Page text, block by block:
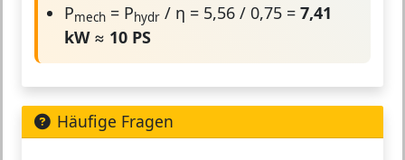
Pmech = Phydr / η = 5,56 / 0,75 = 7,41
kW≈ 10 PS
Häufige Fragen